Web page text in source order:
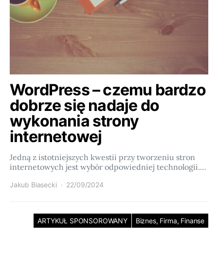
WordPress – czemu bardzo
dobrze się nadaje do
wykonania strony
internetowej
Jedną z istotniejszych kwestii przy tworzeniu stron
internetowych jest wybór odpowiedniej technologii.…
Jakub Biasecki 22/09/2024
ARTYKUŁ SPONSOROWANY Biznes, Firma, Finanse